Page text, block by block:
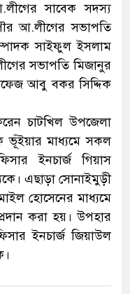
সাবেক সদস্য
আ.লীগের সভাপতি
সাইফুল ইসলাম
সভাপতি মিজানুর
আবু বকর সিদ্দিক
চাটখিল উপজেলা
ভূঁইয়ার মাধ্যমে সকল
ইনচার্জ গিয়াস
এছাড়া সোনাইমুড়ী
হোসেনের মাধ্যমে
করা হয়। উপহার
ইনচার্জ জিয়াউল